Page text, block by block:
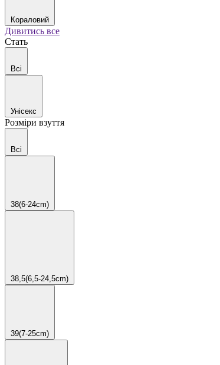
Кораловий
Дивитись все
Стать
Всі
Унісекс
Розміри взуття
Всі
38(6-24cm)
38,5(6,5-24,5cm)
39(7-25cm)